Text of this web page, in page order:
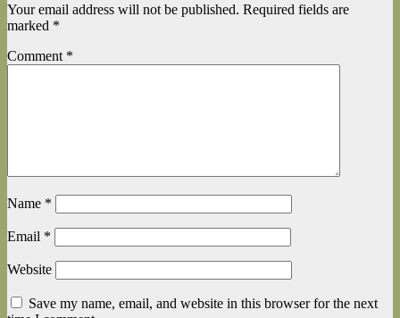
Your email address will not be published. Required fields are
marked *
Comment *
Name *
Email *
Website
Save my name, email, and website in this browser for the next